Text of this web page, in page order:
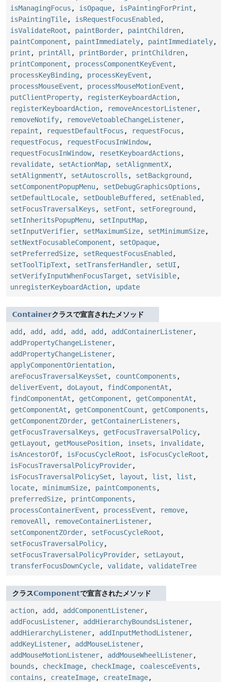
isManagingFocus , isOpaque, isPaintingForPrint ,
isPaintingTile, isRequestFocusEnabled ,
isValidateRoot , paintBorder, paintChildren,
paintComponent , paintImmediately, paintImmediately,
print , printAll , printBorder, printChildren,
printComponent , processComponentKeyEvent ,
processKeyBinding , processKeyEvent ,
processMouseEvent , processMouseMotionEvent ,
putClientProperty, registerKeyboardAction,
registerKeyboardAction, removeAncestorListener,
removeNotify, removeVetoableChangeListener,
repaint , requestDefaultFocus , requestFocus ,
requestFocus , requestFocusInWindow,
requestFocusInWindow, resetKeyboardActions ,
revalidate, setActionMap, setAlignmentX,
setAlignmentY, setAutoscrolls , setBackground ,
setComponentPopupMenu, setDebugGraphicsOptions ,
setDefaultLocale, setDoubleBuffered , setEnabled ,
setFocusTraversalKeys , setFont , setForeground ,
setInheritsPopupMenu, setInputMap,
setInputVerifier, setMaximumSize, setMinimumSize,
setNextFocusableComponent , setOpaque,
setPreferredSize, setRequestFocusEnabled ,
setToolTipText , setTransferHandler, setUI ,
setVerifyInputWhenFocusTarget , setVisible,
unregisterKeyboardAction, update
Containerクラスで宣言されたメソッド
add , add , add , add , add , addContainerListener,
addPropertyChangeListener,
addPropertyChangeListener,
applyComponentOrientation,
areFocusTraversalKeysSet , countComponents ,
deliverEvent , doLayout , findComponentAt ,
findComponentAt , getComponent , getComponentAt ,
getComponentAt , getComponentCount , getComponents ,
getComponentZOrder, getContainerListeners ,
getFocusTraversalKeys , getFocusTraversalPolicy,
getLayout , getMousePosition, insets , invalidate,
isAncestorOf, isFocusCycleRoot , isFocusCycleRoot ,
isFocusTraversalPolicyProvider,
isFocusTraversalPolicySet , layout , list , list ,
locate, minimumSize, paintComponents ,
preferredSize, printComponents ,
processContainerEvent , processEvent , remove,
removeAll , removeContainerListener,
setComponentZOrder, setFocusCycleRoot ,
setFocusTraversalPolicy,
setFocusTraversalPolicyProvider, setLayout ,
transferFocusDownCycle, validate, validateTree
クラスComponentで宣言されたメソッド
action, add , addComponentListener,
addFocusListener, addHierarchyBoundsListener,
addHierarchyListener, addInputMethodListener,
addKeyListener, addMouseListener,
addMouseMotionListener, addMouseWheelListener,
bounds , checkImage, checkImage, coalesceEvents ,
contains , createImage, createImage,